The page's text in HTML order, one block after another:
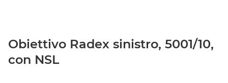
Obiettivo Radex sinistro, 5001/10,
con NSL